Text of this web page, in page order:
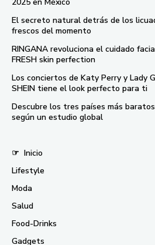
El secreto natural detrás de los
frescos del momento
RINGANA revoluciona el cuidado
FRESH skin perfection
Los conciertos de Katy Perry y Lady
SHEIN tiene el look perfecto para ti
Descubre los tres países más
según un estudio global
☞ Inicio
Lifestyle
Moda
Salud
Food-Drinks
Gadgets